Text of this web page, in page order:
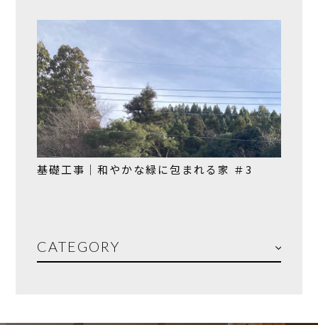
基礎工事｜和やかな緑に包まれる家 ＃3
CATEGORY